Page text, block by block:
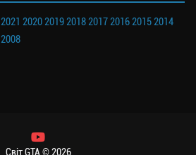
2021 2020201920182017201620152014
2008
Світ GTA © 2026